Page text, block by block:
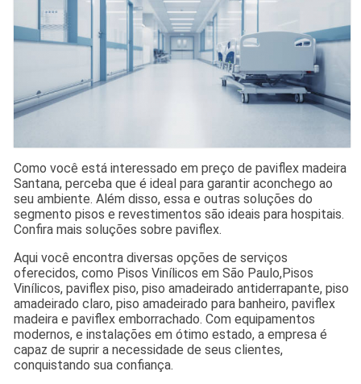
Como você está interessado em preço de paviflex madeira
Santana, perceba que é ideal para garantir aconchego ao
seu ambiente. Além disso, essa e outras soluções do
segmento pisos e revestimentos são ideais para hospitais.
Confira mais soluções sobre paviflex.
Aqui você encontra diversas opções de serviços
oferecidos, como Pisos Vinílicos em São Paulo,Pisos
Vinílicos, paviflex piso, piso amadeirado antiderrapante, piso
amadeirado claro, piso amadeirado para banheiro, paviflex
madeira e paviflex emborrachado. Com equipamentos
modernos, e instalações em ótimo estado, a empresa é
capaz de suprir a necessidade de seus clientes,
conquistando sua confiança.